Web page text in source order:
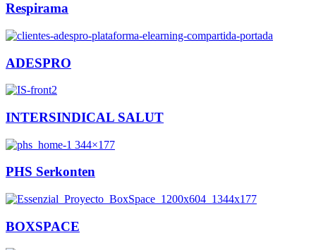
Respirama
ADESPRO
INTERSINDICAL SALUT
PHS Serkonten
BOXSPACE